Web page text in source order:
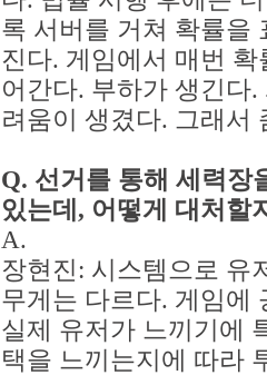
록 서버를 거쳐 확률을
진다. 게임에서 매번
어간다. 부하가 생긴다
려움이 생겼다. 그래서
Q. 선거를 통해 세력장
있는데, 어떻게 대처할
A.
장현진: 시스템으로 유
무게는 다르다. 게임에
실제 유저가 느끼기에
택을 느끼는지에 따라